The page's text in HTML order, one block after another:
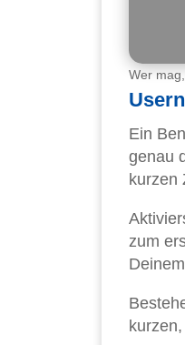
Wer
Ein
genau
kurzen
zum